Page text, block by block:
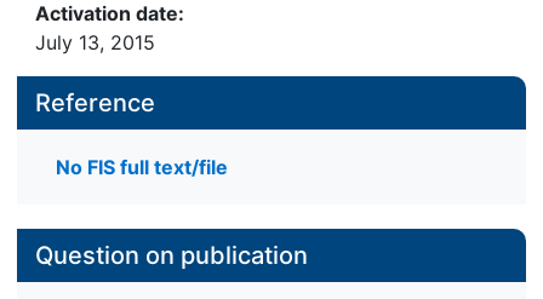
Activation date:
July 13, 2015
Reference
No FIS full text/file
Question on publication